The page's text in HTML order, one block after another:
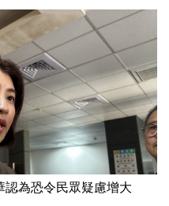
為恐令民眾疑慮增大